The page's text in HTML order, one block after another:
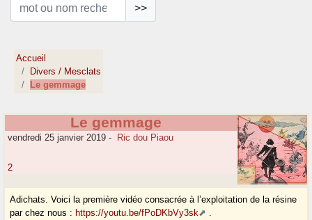
>>
Accueil
Divers / Mesclats
Le gemmage
Le gemmage
vendredi 25 janvier 2019 - Ric dou Piaou
2
Adichats. Voici la première vidéo consacrée à l’exploitation de la résine
par chez nous : https://youtu.be/fPoDKbVy3sk
.